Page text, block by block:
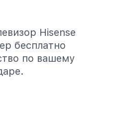
Hisense
бесплатно
по вашему